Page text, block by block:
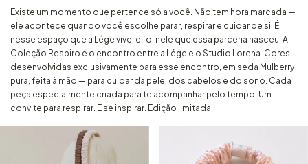
Existe um momento que pertence só a você. Não tem hora marcada —
ele acontece quando você escolhe parar, respirar e cuidar de si. É
nesse espaço que a Lége vive, e foi nele que essa parceria nasceu. A
Coleção Respiro é o encontro entre a Lége e o Studio Lorena. Cores
desenvolvidas exclusivamente para esse encontro, em seda Mulberry
pura, feita à mão — para cuidar da pele, dos cabelos e do sono. Cada
peça especialmente criada para te acompanhar pelo tempo. Um
convite para respirar. E se inspirar. Edição limitada.